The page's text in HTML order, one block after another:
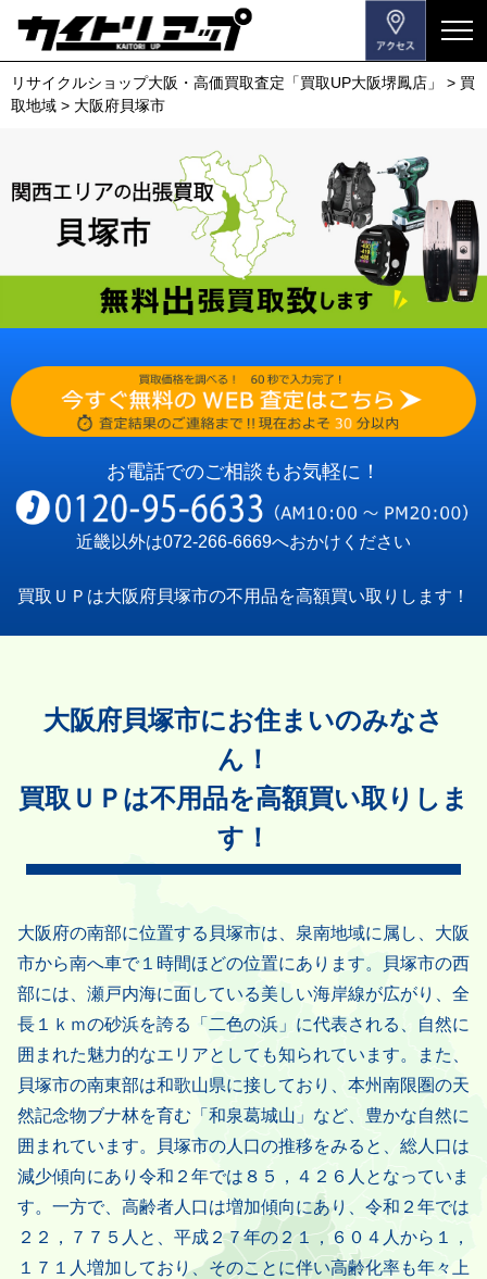
メ
ニ
ュ
閉
す
る
リサイクルショップ大阪・高価買取査定「買取UP大阪堺鳳店」 > 買
取地域 > 大阪府貝塚市
お電話でのご相談もお気軽に！
近畿以外は072-266-6669へおかけください
買取ＵＰは大阪府貝塚市の不用品を高額買い取りします！
大阪府貝塚市にお住まいのみなさ
ん！
買取ＵＰは不用品を高額買い取りしま
す！
大阪府の南部に位置する貝塚市は、泉南地域に属し、大阪
市から南へ車で１時間ほどの位置にあります。貝塚市の西
部には、瀬戸内海に面している美しい海岸線が広がり、全
長１ｋｍの砂浜を誇る「二色の浜」に代表される、自然に
囲まれた魅力的なエリアとしても知られています。また、
貝塚市の南東部は和歌山県に接しており、本州南限圏の天
然記念物ブナ林を育む「和泉葛城山」など、豊かな自然に
囲まれています。貝塚市の人口の推移をみると、総人口は
減少傾向にあり令和２年では８５，４２６人となっていま
す。一方で、高齢者人口は増加傾向にあり、令和２年では
２２，７７５人と、平成２７年の２１，６０４人から１，
１７１人増加しており、そのことに伴い高齢化率も年々上